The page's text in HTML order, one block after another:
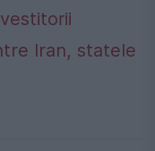
Iran, statele